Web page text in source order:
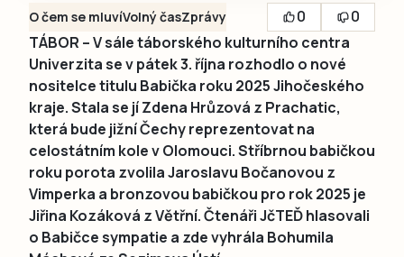
O čem se mluvíVolný časZprávy 0
0
TÁBOR – V sále táborského kulturního centra
Univerzita se v pátek 3. října rozhodlo o nové
nositelce titulu Babička roku 2025 Jihočeského
kraje. Stala se jí Zdena Hrůzová z Prachatic,
která bude jižní Čechy reprezentovat na
celostátním kole v Olomouci. Stříbrnou babičkou
roku porota zvolila Jaroslavu Bočanovou z
Vimperka a bronzovou babičkou pro rok 2025 je
Jiřina Kozáková z Větřní. Čtenáři JčTEĎ hlasovali
o Babičce sympatie a zde vyhrála Bohumila